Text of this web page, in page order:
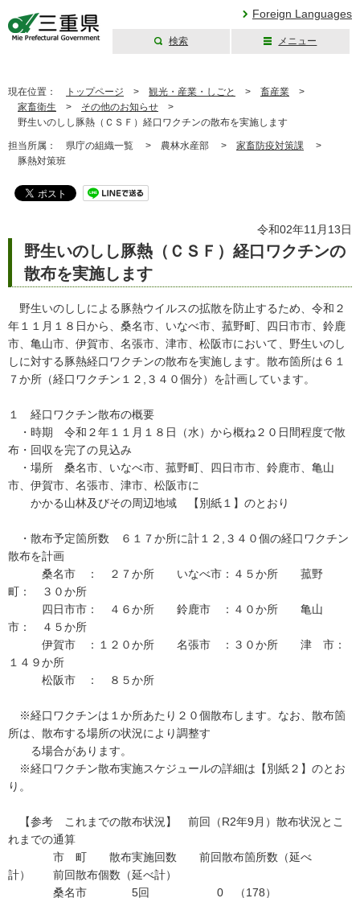
Foreign Languages
検索 メニュー
現在位置： トップページ > 観光・産業・しごと > 畜産業 >
家畜衛生 > その他のお知らせ >
野生いのしし豚熱（ＣＳＦ）経口ワクチンの散布を実施します
担当所属： 県庁の組織一覧 > 農林水産部 > 家畜防疫対策課 >
豚熱対策班
令和02年11月13日
野生いのしし豚熱（ＣＳＦ）経口ワクチンの
散布を実施します
野生いのししによる豚熱ウイルスの拡散を防止するため、令和２
年１１月１８日から、桑名市、いなべ市、菰野町、四日市市、鈴鹿
市、亀山市、伊賀市、名張市、津市、松阪市において、野生いのし
しに対する豚熱経口ワクチンの散布を実施します。散布箇所は６１
７か所（経口ワクチン１２,３４０個分）を計画しています。
１ 経口ワクチン散布の概要
・時期 令和２年１１月１８日（水）から概ね２０日間程度で散
布・回収を完了の見込み
・場所 桑名市、いなべ市、菰野町、四日市市、鈴鹿市、亀山
市、伊賀市、名張市、津市、松阪市に
かかる山林及びその周辺地域 【別紙１】のとおり
・散布予定箇所数 ６１７か所に計１２,３４０個の経口ワクチン
散布を計画
桑名市 ： ２７か所 いなべ市：４５か所 菰野
町： ３０か所
四日市市： ４６か所 鈴鹿市 ：４０か所 亀山
市： ４５か所
伊賀市 ：１２０か所 名張市 ：３０か所 津 市：
１４９か所
松阪市 ： ８５か所
※経口ワクチンは１か所あたり２０個散布します。なお、散布箇
所は、散布する場所の状況により調整す
る場合があります。
※経口ワクチン散布実施スケジュールの詳細は【別紙２】のとお
り。
【参考 これまでの散布状況】 前回（R2年9月）散布状況とこ
れまでの通算
市 町 散布実施回数 前回散布箇所数（延べ
計） 前回散布個数（延べ計）
桑名市 5回 0 （178）